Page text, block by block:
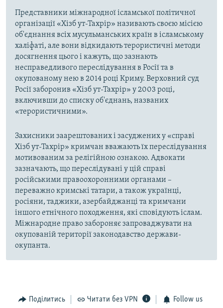
Представники міжнародної ісламської політичної
організації «Хізб ут-Тахрір» називають своєю місією
об'єднання всіх мусульманських країн в ісламському
халіфаті, але вони відкидають терористичні методи
досягнення цього і кажуть, що зазнають
несправедливого переслідування в Росії та в
окупованому нею в 2014 році Криму. Верховний суд
Росії заборонив «Хізб ут-Тахрір» у 2003 році,
включивши до списку об'єднань, названих
«терористичними».
Захисники заарештованих і засуджених у «справі
Хізб ут-Тахрір» кримчан вважають їх переслідування
мотивованим за релігійною ознакою. Адвокати
зазначають, що переслідувані у цій справі
російськими правоохоронними органами –
переважно кримські татари, а також українці,
росіяни, таджики, азербайджанці та кримчани
іншого етнічного походження, які сповідують іслам.
Міжнародне право забороняє запроваджувати на
окупованій території законодавство держави-
окупанта.
Поділитись Читати без VPN Follow us